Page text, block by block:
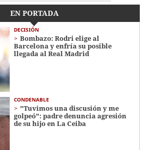
EN PORTADA
DECISIÓN
Bombazo: Rodri elige al
Barcelona y enfría su posible
llegada al Real Madrid
CONDENABLE
"Tuvimos una discusión y me
golpeó": padre denuncia agresión
de su hijo en La Ceiba